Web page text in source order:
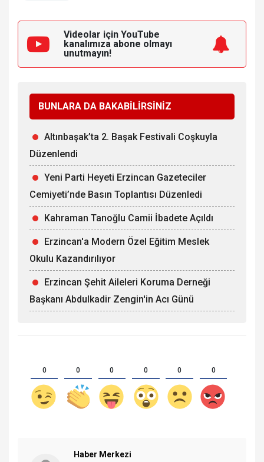
Videolar için YouTube
kanalımıza abone olmayı
unutmayın!
BUNLARA DA BAKABİLİRSİNİZ
Altınbaşak’ta 2. Başak Festivali Coşkuyla
Düzenlendi
Yeni Parti Heyeti Erzincan Gazeteciler
Cemiyeti’nde Basın Toplantısı Düzenledi
Kahraman Tanoğlu Camii İbadete Açıldı
Erzincan'a Modern Özel Eğitim Meslek
Okulu Kazandırılıyor
Erzincan Şehit Aileleri Koruma Derneği
Başkanı Abdulkadir Zengin'in Acı Günü
0 0 0 0 0 0
Haber Merkezi